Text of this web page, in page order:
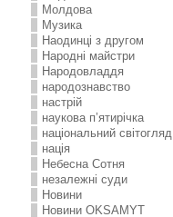
Молдова
Музика
Наодинці з другом
Народні майстри
Народовладдя
народознавство
настрій
наукова п’ятирічка
національний світогляд
нація
Небесна Сотня
незалежні суди
Новини
Новини OKSAMYT